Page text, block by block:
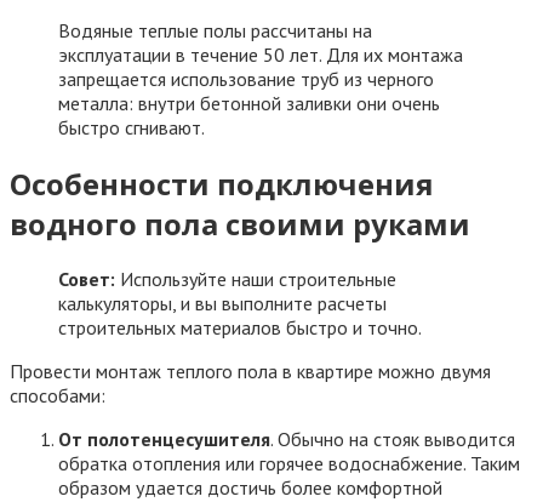
Водяные теплые полы рассчитаны на
эксплуатации в течение 50 лет. Для их монтажа
запрещается использование труб из черного
металла: внутри бетонной заливки они очень
быстро сгнивают.
Особенности подключения
водного пола своими руками
Совет: Используйте наши строительные
калькуляторы, и вы выполните расчеты
строительных материалов быстро и точно.
Провести монтаж теплого пола в квартире можно двумя
способами:
От полотенцесушителя. Обычно на стояк выводится
обратка отопления или горячее водоснабжение. Таким
образом удается достичь более комфортной